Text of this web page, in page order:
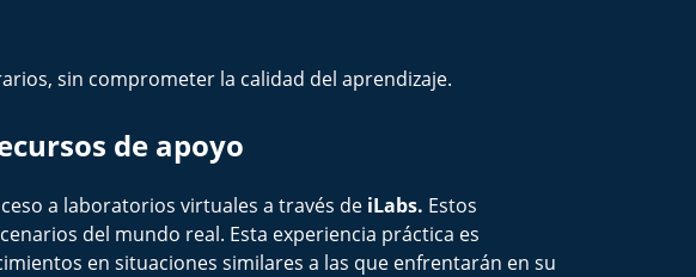
sin comprometer la calidad del aprendizaje.
de apoyo
a laboratorios virtuales a través de iLabs. Estos
del mundo real. Esta experiencia práctica es
en situaciones similares a las que enfrentarán en su